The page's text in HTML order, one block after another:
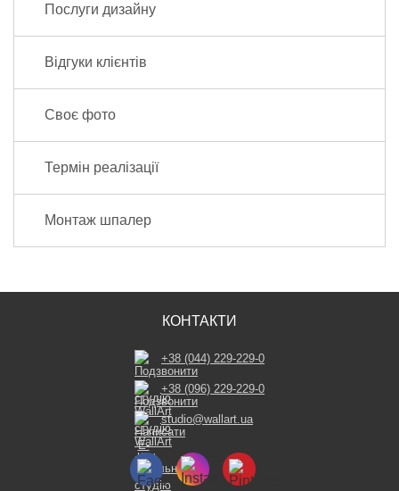
Послуги дизайну
Відгуки клієнтів
Своє фото
Термін реалізації
Монтаж шпалер
КОНТАКТИ
+38 (044) 229-229-0
+38 (096) 229-229-0
studio@wallart.ua